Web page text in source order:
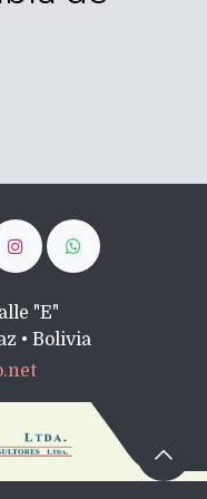
"E"
• Bolivia